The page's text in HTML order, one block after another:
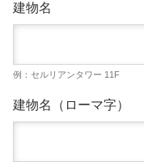
建物名
例：セルリアンタワー 11F
建物名（ローマ字）